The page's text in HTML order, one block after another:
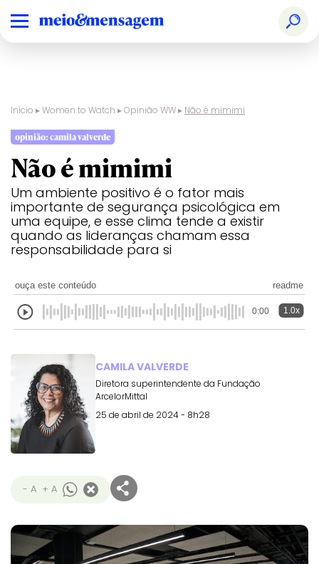
Início ▸Women to Watch ▸Opinião WW▸ Não é mimimi
opinião: camila valverde
Não é mimimi
Um ambiente positivo é o fator mais
importante de segurança psicológica em
uma equipe, e esse clima tende a existir
quando as lideranças chamam essa
responsabilidade para si
ouça este conteúdo readme
0:00 1.0x
CAMILA VALVERDE
Diretora superintendente da Fundação
ArcelorMittal
25 de abril de 2024 - 8h28
- A + A